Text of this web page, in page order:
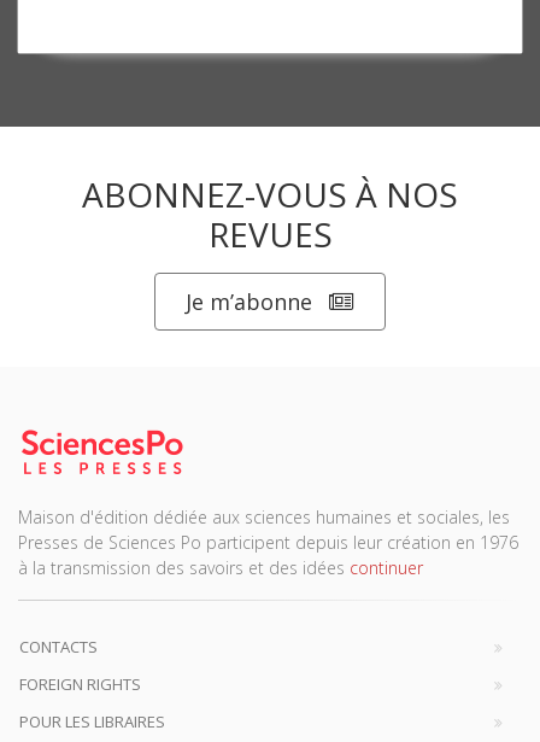
ABONNEZ-VOUS À NOS
REVUES
Je m’abonne
Maison d'édition dédiée aux sciences humaines et sociales, les
Presses de Sciences Po participent depuis leur création en 1976
à la transmission des savoirs et des idées continuer
CONTACTS
FOREIGN RIGHTS
POUR LES LIBRAIRES